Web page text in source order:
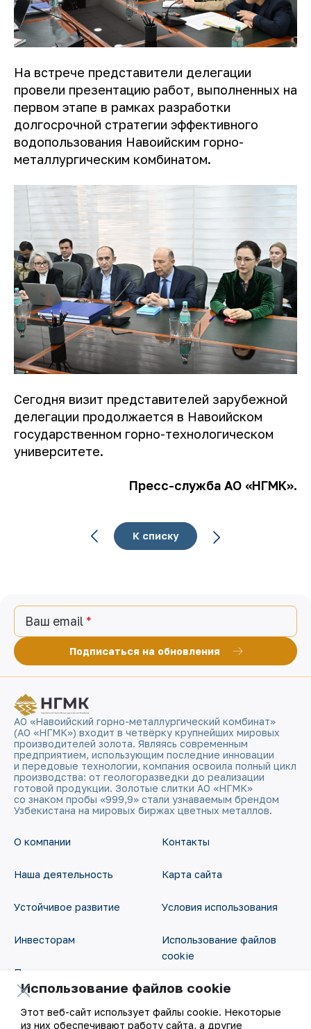
На встрече представители делегации
провели презентацию работ, выполненных на
первом этапе в рамках разработки
долгосрочной стратегии эффективного
водопользования Навоийским горно-
металлургическим комбинатом.
Сегодня визит представителей зарубежной
делегации продолжается в Навоийском
государственном горно-технологическом
университете.
Пресс-служба АО «НГМК».
К списку
Ваш email
Подписаться на обновления
АО «Навоийский горно-металлургический комбинат»
(АО «НГМК») входит в четвёрку крупнейших мировых
производителей золота. Являясь современным
предприятием, использующим последние инновации
и передовые технологии, компания освоила полный цикл
производства: от геологоразведки до реализации
готовой продукции. Золотые слитки АО «НГМК»
со знаком пробы «999,9» стали узнаваемым брендом
Узбекистана на мировых биржах цветных металлов.
О компании
Наша деятельность
Устойчивое развитие
Инвесторам
Пресс-центр
Контакты
Карта сайта
Условия использования
Использование файлов
cookie
Открытые данные
RSS - лента
Использование файлов cookie
Этот веб-сайт использует файлы cookie. Некоторые
из них обеспечивают работу сайта, а другие